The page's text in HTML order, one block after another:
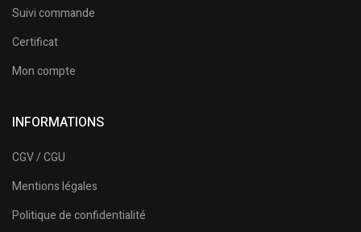
Suivi commande
Certificat
Mon compte
INFORMATIONS
CGV / CGU
Mentions légales
Politique de confidentialité